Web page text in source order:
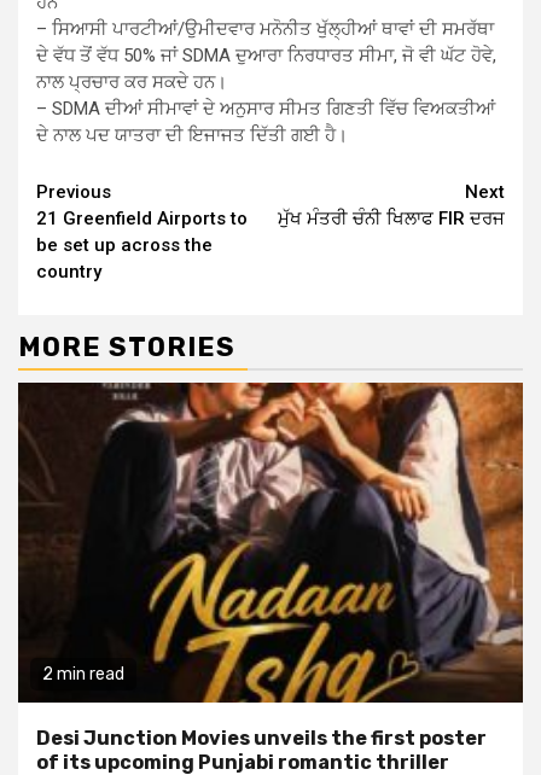
– ਸਿਆਸੀ ਪਾਰਟੀਆਂ/ਉਮੀਦਵਾਰ ਮਨੋਨੀਤ ਖੁੱਲ੍ਹੀਆਂ ਥਾਵਾਂ ਦੀ ਸਮਰੱਥਾ
ਦੇ ਵੱਧ ਤੋਂ ਵੱਧ 50% ਜਾਂ SDMA ਦੁਆਰਾ ਨਿਰਧਾਰਤ ਸੀਮਾ, ਜੋ ਵੀ ਘੱਟ ਹੋਵੇ,
ਨਾਲ ਪ੍ਰਚਾਰ ਕਰ ਸਕਦੇ ਹਨ।
– SDMA ਦੀਆਂ ਸੀਮਾਵਾਂ ਦੇ ਅਨੁਸਾਰ ਸੀਮਤ ਗਿਣਤੀ ਵਿੱਚ ਵਿਅਕਤੀਆਂ
ਦੇ ਨਾਲ ਪਦ ਯਾਤਰਾ ਦੀ ਇਜਾਜਤ ਦਿੱਤੀ ਗਈ ਹੈ।
Continue
Reading
Previous
21 Greenfield Airports to
be set up across the
country
Next
ਮੁੱਖ ਮੰਤਰੀ ਚੰਨੀ ਖਿਲਾਫ FIR ਦਰਜ
MORE STORIES
2 min read
Desi Junction Movies unveils the first poster
of its upcoming Punjabi romantic thriller